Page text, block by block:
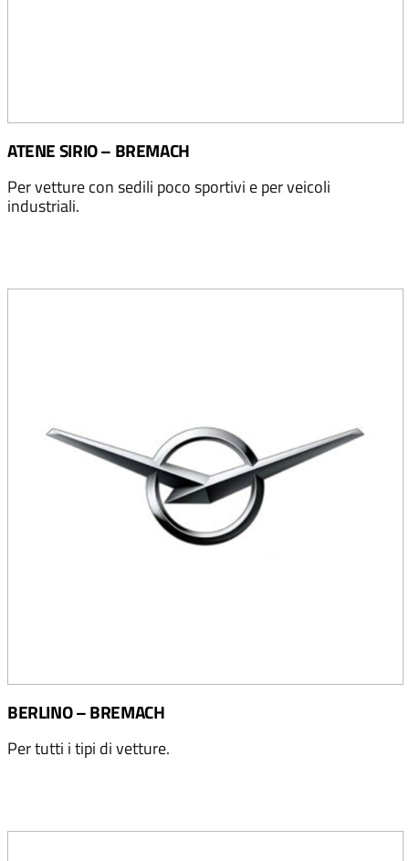
ATENE SIRIO – BREMACH
Per vetture con sedili poco sportivi e per veicoli
industriali.
BERLINO – BREMACH
Per tutti i tipi di vetture.